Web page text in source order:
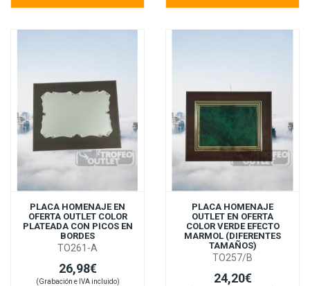
PLACA HOMENAJE EN
OFERTA OUTLET COLOR
PLATEADA CON PICOS EN
BORDES
TO261-A
26,98€
(Grabación e IVA incluido)
PLACA HOMENAJE
OUTLET EN OFERTA
COLOR VERDE EFECTO
MARMOL (DIFERENTES
TAMAÑOS)
TO257/B
24,20€